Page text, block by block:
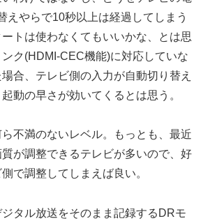
えやらで10秒以上は経過してしまう
トは使わなくてもいいかな、とは思
ク(HDMI-CEC機能)に対応していな
合、テレビ側の入力が自動切り替え
動の早さが効いてくるとは思う。
不満のないレベル。もっとも、最近
が調整できるテレビが多いので、好
で調整してしまえば良い。
タル放送をそのまま記録するDRモ